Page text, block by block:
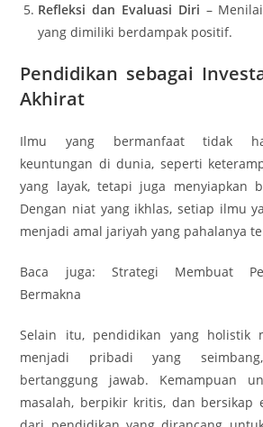
Refleksi dan Evaluasi Diri –
yang dimiliki berdampak positif.
Pendidikan sebagai
Akhirat
Ilmu yang bermanfaat tidak
keuntungan di dunia, seperti
yang layak, tetapi juga menyiapkan
Dengan niat yang ikhlas, setiap ilmu
menjadi amal jariyah yang pahalanya
Baca juga: Strategi Membuat
Bermakna
Selain itu, pendidikan yang holistik
menjadi pribadi yang
bertanggung jawab. Kemampuan
masalah, berpikir kritis, dan bersikap